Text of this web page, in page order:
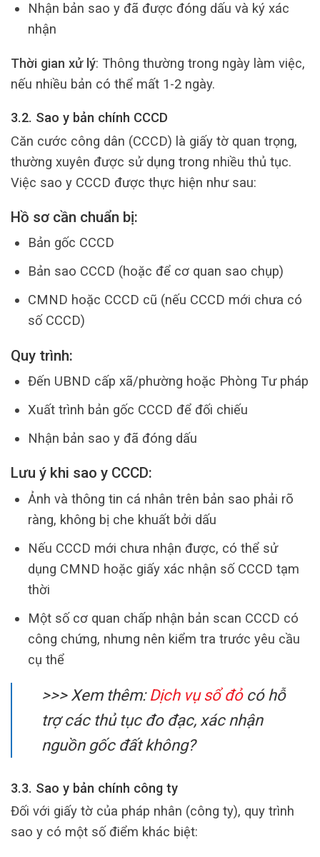
Nhận bản sao y đã được đóng dấu và ký xác
nhận
Thời gian xử lý: Thông thường trong ngày làm việc,
nếu nhiều bản có thể mất 1-2 ngày.
3.2. Sao y bản chính CCCD
Căn cước công dân (CCCD) là giấy tờ quan trọng,
thường xuyên được sử dụng trong nhiều thủ tục.
Việc sao y CCCD được thực hiện như sau:
Hồ sơ cần chuẩn bị:
Bản gốc CCCD
Bản sao CCCD (hoặc để cơ quan sao chụp)
CMND hoặc CCCD cũ (nếu CCCD mới chưa có
số CCCD)
Quy trình:
Đến UBND cấp xã/phường hoặc Phòng Tư pháp
Xuất trình bản gốc CCCD để đối chiếu
Nhận bản sao y đã đóng dấu
Lưu ý khi sao y CCCD:
Ảnh và thông tin cá nhân trên bản sao phải rõ
ràng, không bị che khuất bởi dấu
Nếu CCCD mới chưa nhận được, có thể sử
dụng CMND hoặc giấy xác nhận số CCCD tạm
thời
Một số cơ quan chấp nhận bản scan CCCD có
công chứng, nhưng nên kiểm tra trước yêu cầu
cụ thể
>>> Xem thêm: Dịch vụ sổ đỏcó hỗ
trợ các thủ tục đo đạc, xác nhận
nguồn gốc đất không?
3.3. Sao y bản chính công ty
Đối với giấy tờ của pháp nhân (công ty), quy trình
sao y có một số điểm khác biệt: